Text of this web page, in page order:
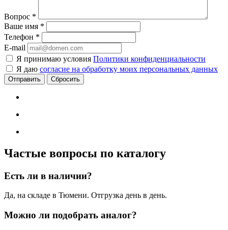
Вопрос *
Ваше имя *
Телефон *
E-mail
Я принимаю условия Политики конфиденциальности
Я даю согласие на обработку моих персональных данных
Сбросить
Частые вопросы по каталогу
Есть ли в наличии?
Да, на складе в Тюмени. Отгрузка день в день.
Можно ли подобрать аналог?